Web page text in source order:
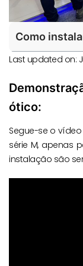
Como
Last updated on:
ótico:
Segue-se o
série M, apenas
instalação são